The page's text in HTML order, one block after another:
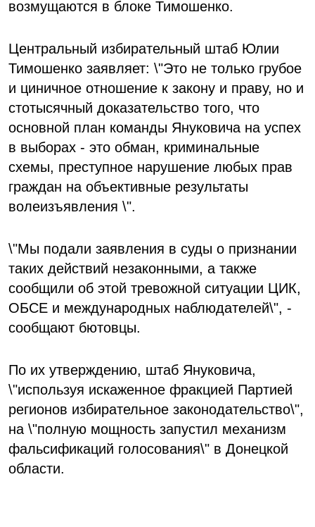
возмущаются в блоке Тимошенко.
Центральный избирательный штаб Юлии
Тимошенко заявляет: \"Это не только грубое
и циничное отношение к закону и праву, но и
стотысячный доказательство того, что
основной план команды Януковича на успех
в выборах - это обман, криминальные
схемы, преступное нарушение любых прав
граждан на объективные результаты
волеизъявления \".
\"Мы подали заявления в суды о признании
таких действий незаконными, а также
сообщили об этой тревожной ситуации ЦИК,
ОБСЕ и международных наблюдателей\", -
сообщают бютовцы.
По их утверждению, штаб Януковича,
\"используя искаженное фракцией Партией
регионов избирательное законодательство\",
на \"полную мощность запустил механизм
фальсификаций голосования\" в Донецкой
области.